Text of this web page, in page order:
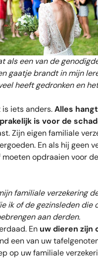
als een van de
gaatje brandt in mijn
heeft gedronken en
is iets anders.Alles
is voor de
Zijn eigen familiale
En als hij geen
moeten opdraaien voor
familiale verzekering
ik of de gezinsleden die
aan derden.
En uw dieren zijn
een van uw
op uw familiale